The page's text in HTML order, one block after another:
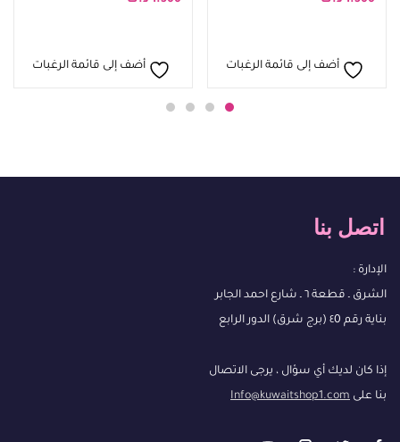
أضف إلى قائمة الرغبات أضف إلى قائمة الرغبات
اتصل بنا
الإدارة :
الشرق ـ قطعة ٦ ـ شارع احمد الجابر
بناية رقم ٤0 (برج شرق) الدور الرابع
إذا كان لديك أي سؤال ، يرجى الاتصال
بنا على Info@kuwaitshop1.com